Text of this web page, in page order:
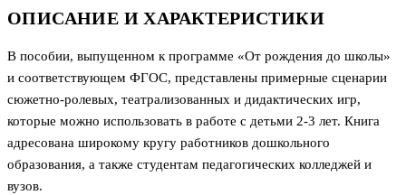
ОПИСАНИЕ И ХАРАКТЕРИСТИКИ
В пособии, выпущенном к программе «От рождения до школы»
и соответствующем ФГОС, представлены примерные сценарии
сюжетно-ролевых, театрализованных и дидактических игр,
которые можно использовать в работе с детьми 2-3 лет. Книга
адресована широкому кругу работников дошкольного
образования, а также студентам педагогических колледжей и
вузов.